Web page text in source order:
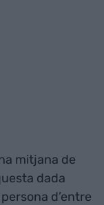
mitjana de
dada
d’entre